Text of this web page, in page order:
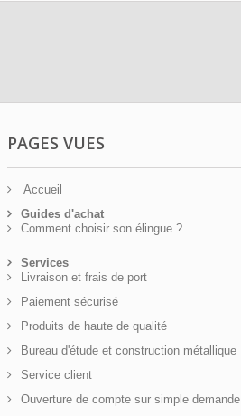
PAGES VUES
Accueil
Guides d'achat
Comment choisir son élingue ?
Services
Livraison et frais de port
Paiement sécurisé
Produits de haute de qualité
Bureau d'étude et construction métallique
Service client
Ouverture de compte sur simple demande